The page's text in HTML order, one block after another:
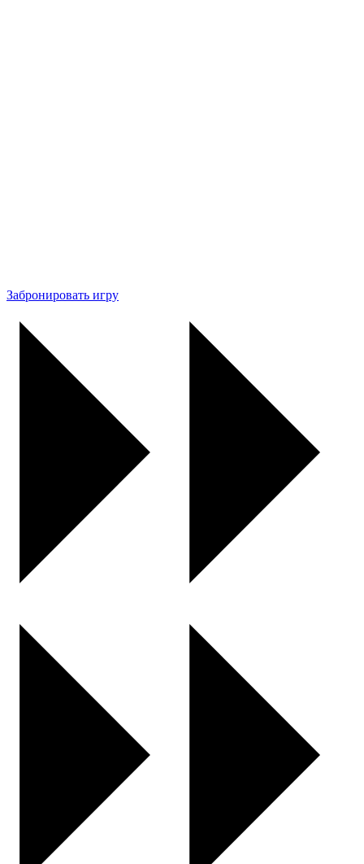
Забронировать игру